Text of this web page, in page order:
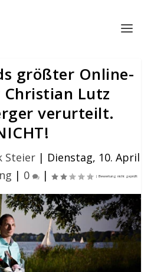
größter Online-
Lutz
verurteilt.
Steier| Dienstag, 10. April
| 0 |